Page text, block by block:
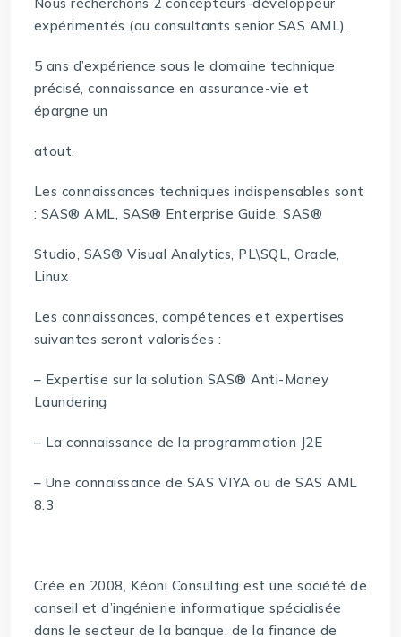
Nous recherchons 2 concepteurs-développeur
expérimentés (ou consultants senior SAS AML).
5 ans d’expérience sous le domaine technique
précisé, connaissance en assurance-vie et
épargne un
atout.
Les connaissances techniques indispensables sont
: SAS® AML, SAS® Enterprise Guide, SAS®
Studio, SAS® Visual Analytics, PL\SQL, Oracle,
Linux
Les connaissances, compétences et expertises
suivantes seront valorisées :
– Expertise sur la solution SAS® Anti-Money
Laundering
– La connaissance de la programmation J2E
– Une connaissance de SAS VIYA ou de SAS AML
8.3
Crée en 2008, Kéoni Consulting est une société de
conseil et d’ingénierie informatique spécialisée
dans le secteur de la banque, de la finance de